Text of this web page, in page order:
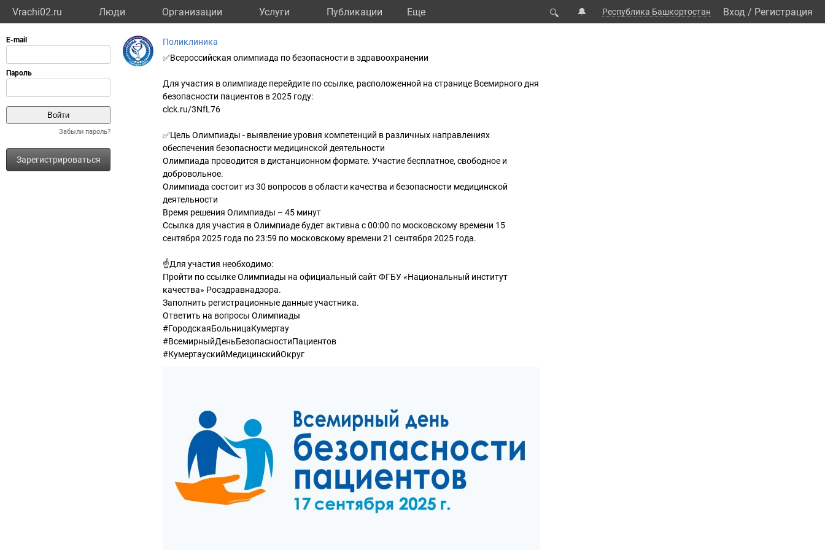
Vrachi02.ru Люди Организации Услуги Публикации Eще 🔍 🔔 Республика Башкортостан Вход / Регистрация
Забыли пароль?
Зарегистрироваться
Поликлиника
✅️Всероссийская олимпиада по безопасности в здравоохранении
Для участия в олимпиаде перейдите по ссылке, расположенной на странице Всемирного дня
безопасности пациентов в 2025 году:
clck.ru/3NfL76
✅️Цель Олимпиады - выявление уровня компетенций в различных направлениях
обеспечения безопасности медицинской деятельности
Олимпиада проводится в дистанционном формате. Участие бесплатное, свободное и
добровольное.
Олимпиада состоит из 30 вопросов в области качества и безопасности медицинской
деятельности
Время решения Олимпиады – 45 минут
Ссылка для участия в Олимпиаде будет активна с 00:00 по московскому времени 15
сентября 2025 года по 23:59 по московскому времени 21 сентября 2025 года.
☝Для участия необходимо:
Пройти по ссылке Олимпиады на официальный сайт ФГБУ «Национальный институт
качества» Росздравнадзора.
Заполнить регистрационные данные участника.
Ответить на вопросы Олимпиады
#ГородскаяБольницаКумертау
#ВсемирныйДеньБезопасностиПациентов
#КумертаускийМедицинскийОкруг